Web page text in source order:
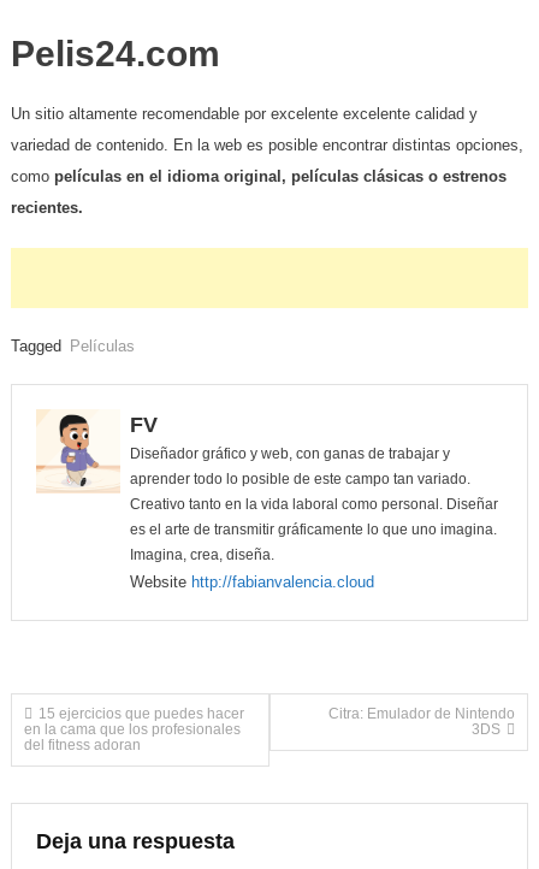
Pelis24.com
Un sitio altamente recomendable por excelente excelente calidad y
variedad de contenido. En la web es posible encontrar distintas opciones,
como películas en el idioma original, películas clásicas o estrenos
recientes.
Tagged Películas
FV
Diseñador gráfico y web, con ganas de trabajar y
aprender todo lo posible de este campo tan variado.
Creativo tanto en la vida laboral como personal. Diseñar
es el arte de transmitir gráficamente lo que uno imagina.
Imagina, crea, diseña.
Website http://fabianvalencia.cloud
Navegación
de
entradas
15 ejercicios que puedes hacer
en la cama que los profesionales
del fitness adoran
Citra: Emulador de Nintendo
3DS
Deja una respuesta